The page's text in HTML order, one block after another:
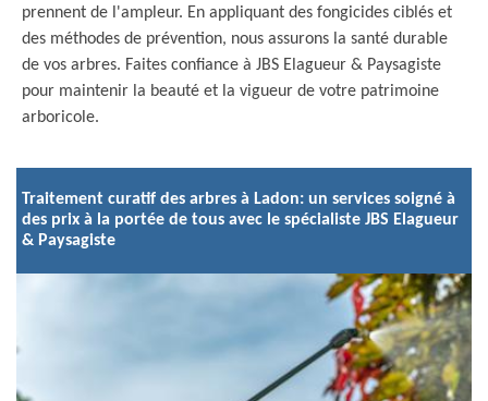
prennent de l'ampleur. En appliquant des fongicides ciblés et
des méthodes de prévention, nous assurons la santé durable
de vos arbres. Faites confiance à JBS Elagueur & Paysagiste
pour maintenir la beauté et la vigueur de votre patrimoine
arboricole.
Traitement curatif des arbres à Ladon: un services soigné à
des prix à la portée de tous avec le spécialiste JBS Elagueur
& Paysagiste